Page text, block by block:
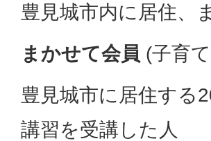
豊見城市内に居住、
まかせて会員 (子育
豊見城市に居住する
講習を受講した人